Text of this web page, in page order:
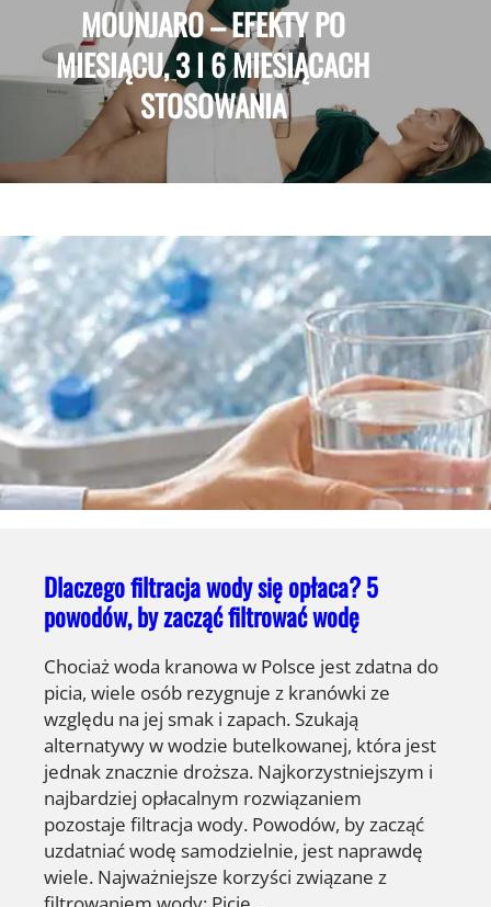
MOUNJARO – EFEKTY PO
MIESIĄCU, 3 I 6 MIESIĄCACH
STOSOWANIA
Dlaczego filtracja wody się opłaca? 5
powodów, by zacząć filtrować wodę
Chociaż woda kranowa w Polsce jest zdatna do
picia, wiele osób rezygnuje z kranówki ze
względu na jej smak i zapach. Szukają
alternatywy w wodzie butelkowanej, która jest
jednak znacznie droższa. Najkorzystniejszym i
najbardziej opłacalnym rozwiązaniem
pozostaje filtracja wody. Powodów, by zacząć
uzdatniać wodę samodzielnie, jest naprawdę
wiele. Najważniejsze korzyści związane z